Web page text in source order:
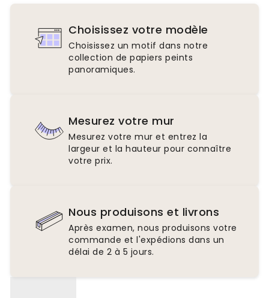
Choisissez votre modèle
Choisissez un motif dans notre
collection de papiers peints
panoramiques.
Mesurez votre mur
Mesurez votre mur et entrez la
largeur et la hauteur pour connaître
votre prix.
Nous produisons et livrons
Après examen, nous produisons votre
commande et l'expédions dans un
délai de 2 à 5 jours.